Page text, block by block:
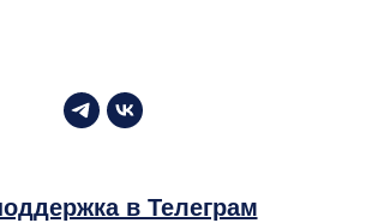
в Телеграм